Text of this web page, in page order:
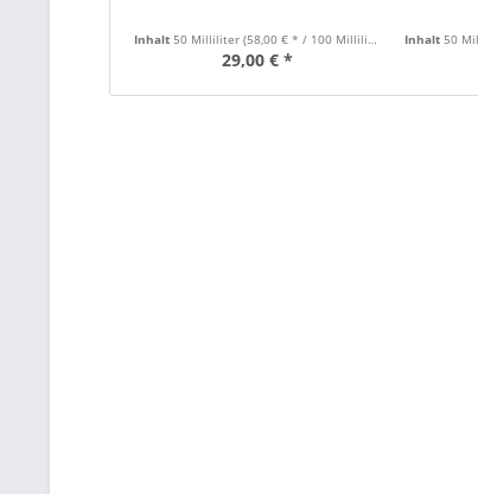
Inhalt 50 Milliliter (58,00 € * / 100 Milliliter)
29,00 € *
Inhalt 50